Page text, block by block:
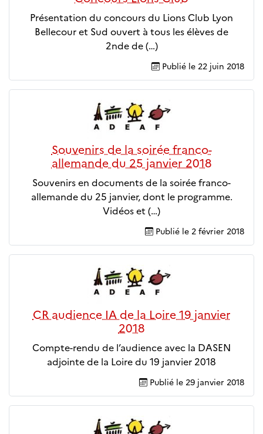
Présentation du concours du Lions Club Lyon
Bellecour et Sud ouvert à tous les élèves de
2nde de (…)
Publié le 22 juin 2018
Souvenirs de la soirée franco-
allemande du 25 janvier 2018
Souvenirs en documents de la soirée franco-
allemande du 25 janvier, dont le programme.
Vidéos et (…)
Publié le 2 février 2018
CR audience IA de la Loire 19 janvier
2018
Compte-rendu de l’audience avec la DASEN
adjointe de la Loire du 19 janvier 2018
Publié le 29 janvier 2018